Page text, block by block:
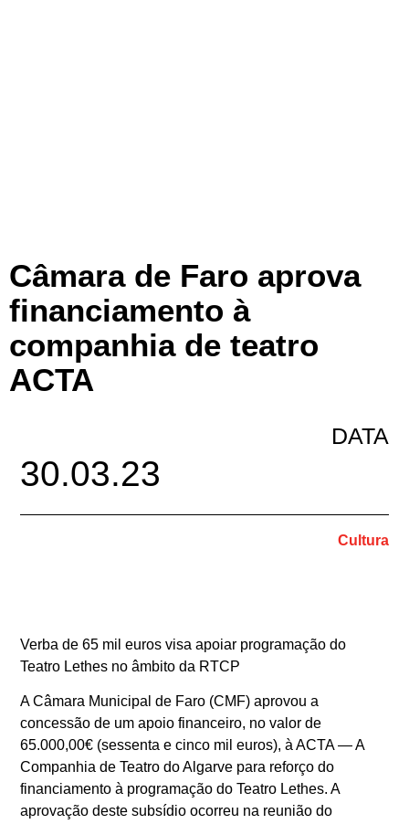
Câmara de Faro aprova
financiamento à
companhia de teatro
ACTA
DATA
30.03.23
Cultura
Verba de 65 mil euros visa apoiar programação do
Teatro Lethes no âmbito da RTCP
A Câmara Municipal de Faro (CMF) aprovou a
concessão de um apoio financeiro, no valor de
65.000,00€ (sessenta e cinco mil euros), à ACTA — A
Companhia de Teatro do Algarve para reforço do
financiamento à programação do Teatro Lethes. A
aprovação deste subsídio ocorreu na reunião do